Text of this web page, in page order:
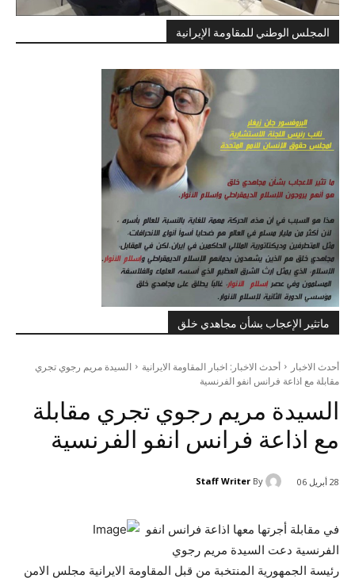
المجلس الوطني للمقاومة الإيرانية
ماتثير الإعجاب بشأن مجاهدي خلق
أحدث الاخبار أحدث الاخبار: اخبار المقاومة الايرانية
السيدة مريم رجوي تجري
مقابلة مع اذاعة فرانس انفو الفرنسية
السيدة مريم رجوي تجري مقابلة
مع اذاعة فرانس انفو الفرنسية
28 أبريل 06 By
Staff Writer
في مقابلة أجرتها معها اذاعة فرانس انفو
الفرنسية دعت السيدة مريم رجوي
رئيسة الجمهورية المنتخبة من قبل المقاومة الايرانية مجلس الامن